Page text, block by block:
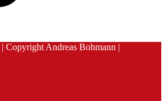
| Copyright Andreas Bohmann |